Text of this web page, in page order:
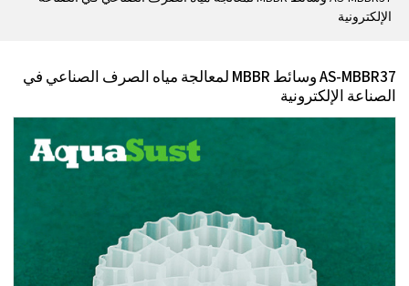
الإلكترونية
AS-MBBR37 وسائط MBBR لمعالجة مياه الصرف الصناعي في
الصناعة الإلكترونية